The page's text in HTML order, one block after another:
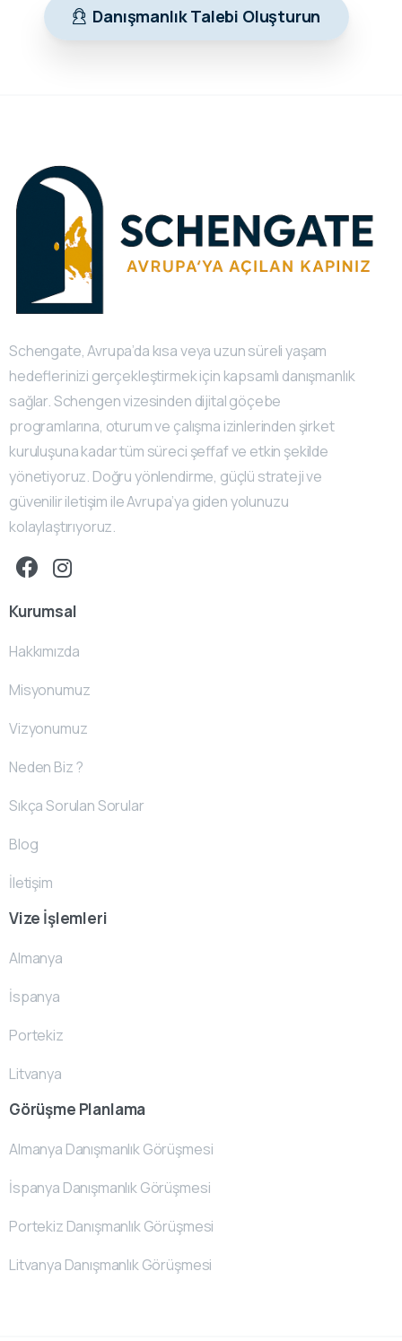
Danışmanlık Talebi Oluşturun
Schengate, Avrupa’da kısa veya uzun süreli yaşam
hedeflerinizi gerçekleştirmek için kapsamlı danışmanlık
sağlar. Schengen vizesinden dijital göçebe
programlarına, oturum ve çalışma izinlerinden şirket
kuruluşuna kadar tüm süreci şeffaf ve etkin şekilde
yönetiyoruz. Doğru yönlendirme, güçlü strateji ve
güvenilir iletişim ile Avrupa’ya giden yolunuzu
kolaylaştırıyoruz.
Kurumsal
Hakkımızda
Misyonumuz
Vizyonumuz
Neden Biz ?
Sıkça Sorulan Sorular
Blog
İletişim
Vize İşlemleri
Almanya
İspanya
Portekiz
Litvanya
Görüşme Planlama
Almanya Danışmanlık Görüşmesi
İspanya Danışmanlık Görüşmesi
Portekiz Danışmanlık Görüşmesi
Litvanya Danışmanlık Görüşmesi